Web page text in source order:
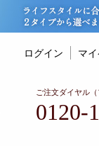
ログイン マ
ご注文ダイヤル（
0120-